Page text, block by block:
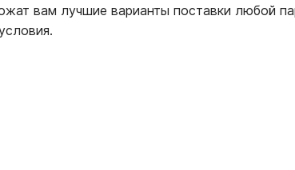
вам лучшие варианты поставки любой